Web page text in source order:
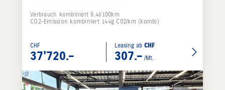
Verbrauch kombiniert 6.4l/100km
CO2-Emission kombiniert 144g C02/km (kombi)
CHF
37'720.–
Leasing ab CHF
307.– /Mt.